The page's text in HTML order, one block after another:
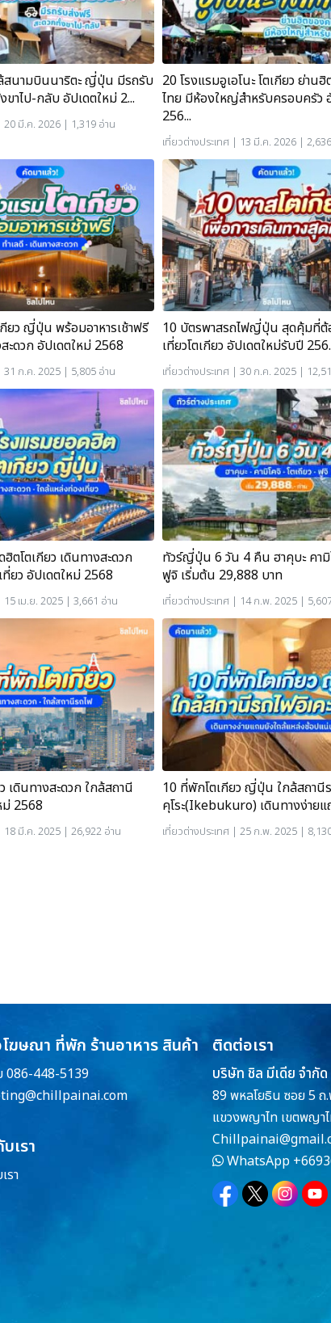
สนามบินนาริตะ ญี่ปุ่น มีรถรับ
าไป-กลับ อัปเดตใหม่ 2...
มี.ค. 2026 | 1,319 อ่าน
20 โรงแรมอูเอโนะ โตเกียว ย่าน
ไทย มีห้องใหญ่สำหรับครอบครัว
256...
เที่ยวต่างประเทศ | 13 มี.ค. 2026 |
กียว ญี่ปุ่น พร้อมอาหารเช้าฟรี
ะดวก อัปเดตใหม่ 2568
ก.ค. 2025 | 5,805 อ่าน
10 บัตรพาสรถไฟญี่ปุ่น สุดคุ้มที่ต้
เที่ยวโตเกียว อัปเดตใหม่รับปี
เที่ยวต่างประเทศ | 30 ก.ค. 2025 |
ตโตเกียว เดินทางสะดวก
ยว อัปเดตใหม่ 2568
เม.ย. 2025 | 3,661 อ่าน
ทัวร์ญี่ปุ่น 6 วัน 4 คืน ฮาคุบะ คามิ
ฟูจิ เริ่มต้น 29,888 บาท
เที่ยวต่างประเทศ | 14 ก.พ. 2025 |
เดินทางสะดวก ใกล้สถานี
ม่ 2568
มี.ค. 2025 | 26,922 อ่าน
10 ที่พักโตเกียว ญี่ปุ่น ใกล้สถานี
คุโระ(Ikebukuro) เดินทางง่ายแ
เที่ยวต่างประเทศ | 25 ก.พ. 2025 |
ฆษณา ที่พัก ร้านอาหาร สินค้า
086-448-5139
เรา
รา
ติดต่อเรา
บริษัท ชิล มีเดีย จำกัด
89 พหลโยธิน ซอย 5 ถ
แขวงพญาไท เขตพญา
WhatsApp